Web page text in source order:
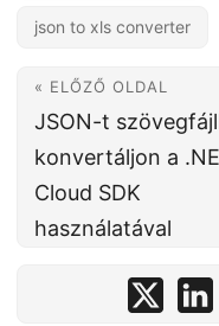
json to xls converter
« ELŐZŐ OLDAL
JSON-t
konvertáljon a
Cloud SDK
használatával